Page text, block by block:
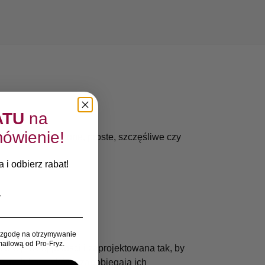
suche, kręcone, proste, szczęśliwe czy
wysokiej jakości i zaprojektowana tak, by
kosmyków i zapobiegają ich
na
i odbierz rabat!
na otrzymywanie
od Pro-Fryz.